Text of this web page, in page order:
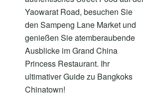
Yaowarat Road, besuchen Sie
den Sampeng Lane Market und
genießen Sie atemberaubende
Ausblicke im Grand China
Princess Restaurant. Ihr
ultimativer Guide zu Bangkoks
Chinatown!